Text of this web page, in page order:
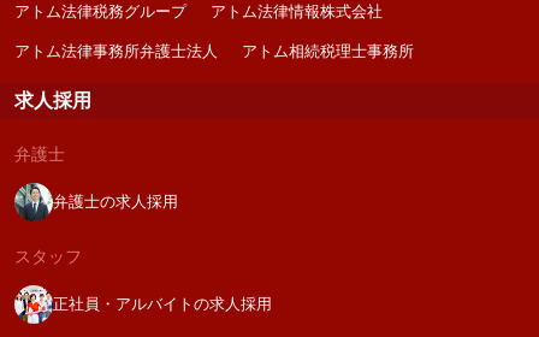
アトム法律税務グループ アトム法律情報株式会社
アトム法律事務所弁護士法人 アトム相続税理士事務所
求人採用
弁護士
弁護士の求人採用
スタッフ
正社員・アルバイトの求人採用